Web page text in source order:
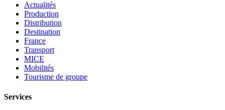
Actualités
Production
Distribution
Destination
France
Transport
MICE
Mobilités
Tourisme de groupe
Services